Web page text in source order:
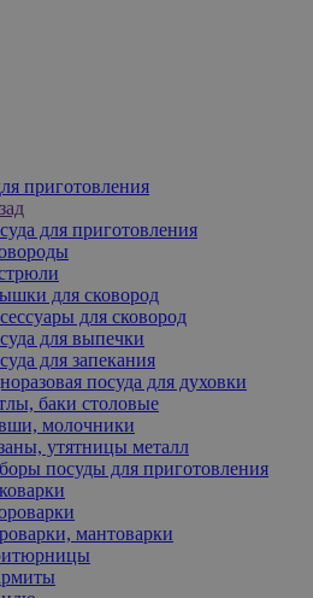
приготовления
для приготовления
для сковород
для сковород
для выпечки
для запекания
посуда для духовки
баки столовые
молочники
утятницы металл
посуды для приготовления
мантоварки